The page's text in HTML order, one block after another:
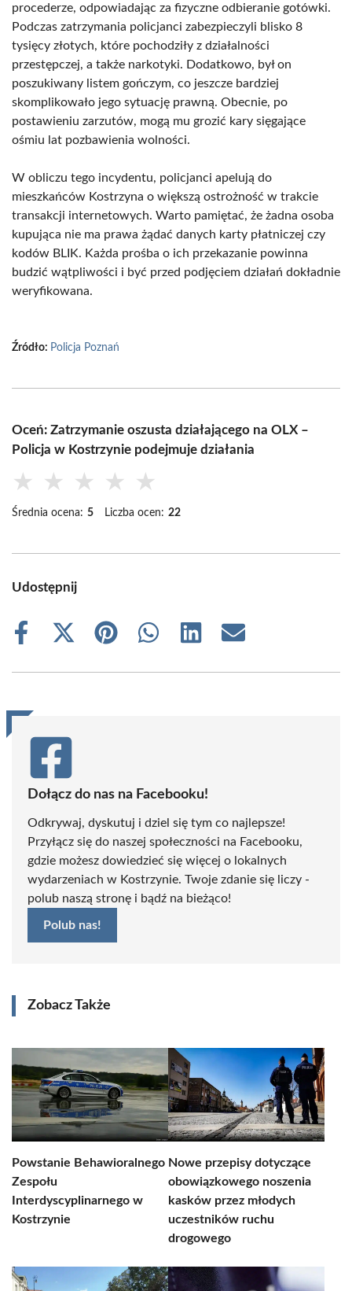
procederze, odpowiadając za fizyczne odbieranie gotówki.
Podczas zatrzymania policjanci zabezpieczyli blisko 8
tysięcy złotych, które pochodziły z działalności
przestępczej, a także narkotyki. Dodatkowo, był on
poszukiwany listem gończym, co jeszcze bardziej
skomplikowało jego sytuację prawną. Obecnie, po
postawieniu zarzutów, mogą mu grozić kary sięgające
ośmiu lat pozbawienia wolności.
W obliczu tego incydentu, policjanci apelują do
mieszkańców Kostrzyna o większą ostrożność w trakcie
transakcji internetowych. Warto pamiętać, że żadna osoba
kupująca nie ma prawa żądać danych karty płatniczej czy
kodów BLIK. Każda prośba o ich przekazanie powinna
budzić wątpliwości i być przed podjęciem działań dokładnie
weryfikowana.
Źródło: Policja Poznań
Oceń: Zatrzymanie oszusta działającego na OLX –
Policja w Kostrzynie podejmuje działania
★ ★ ★ ★ ★
Średnia ocena: 5 Liczba ocen: 22
Udostępnij
Share
Share
(Twitter)
Share
Share
Share
Share
Dołącz do nas na Facebooku!
Odkrywaj, dyskutuj i dziel się tym co najlepsze!
Przyłącz się do naszej społeczności na Facebooku,
gdzie możesz dowiedzieć się więcej o lokalnych
wydarzeniach w Kostrzynie. Twoje zdanie się liczy -
polub naszą stronę i bądź na bieżąco!
Polub nas!
Zobacz Także
Powstanie Behawioralnego
Zespołu
Interdyscyplinarnego w
Kostrzynie
Nowe przepisy dotyczące
obowiązkowego noszenia
kasków przez młodych
uczestników ruchu
drogowego